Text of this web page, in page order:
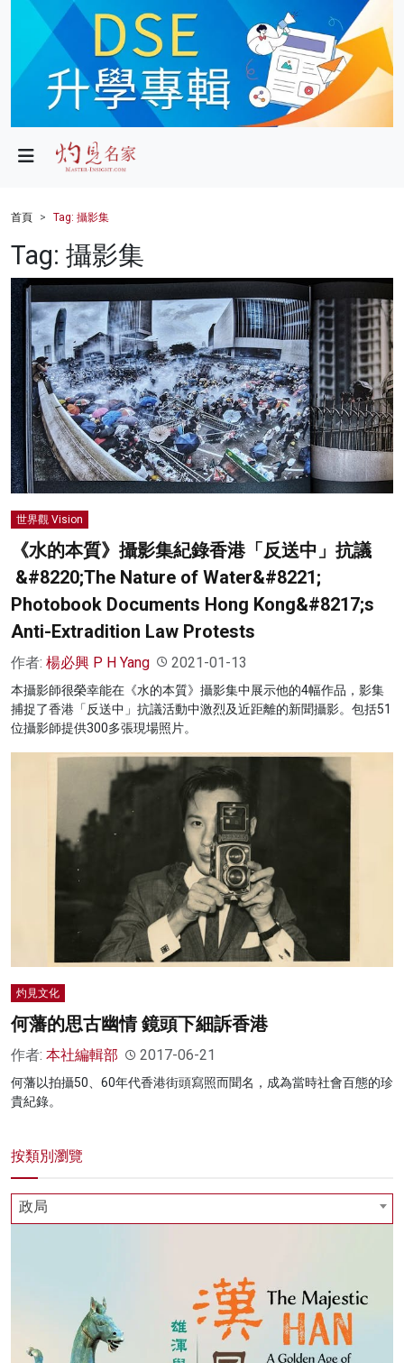
政局
財經
健康
商業
科技
影片
名家榜
灼見活動
首頁 Tag: 攝影集
Tag: 攝影集
世界觀 Vision
《水的本質》攝影集紀錄香港「反送中」抗議
&#8220;The Nature of Water&#8221;
Photobook Documents Hong Kong&#8217;s
Anti-Extradition Law Protests
作者: 楊必興 P H Yang 2021-01-13
本攝影師很榮幸能在《水的本質》攝影集中展示他的4幅作品，影集
捕捉了香港「反送中」抗議活動中激烈及近距離的新聞攝影。包括51
位攝影師提供300多張現場照片。
灼見文化
何藩的思古幽情 鏡頭下細訴香港
作者: 本社編輯部 2017-06-21
何藩以拍攝50、60年代香港街頭寫照而聞名，成為當時社會百態的珍
貴紀錄。
按類別瀏覽
政局